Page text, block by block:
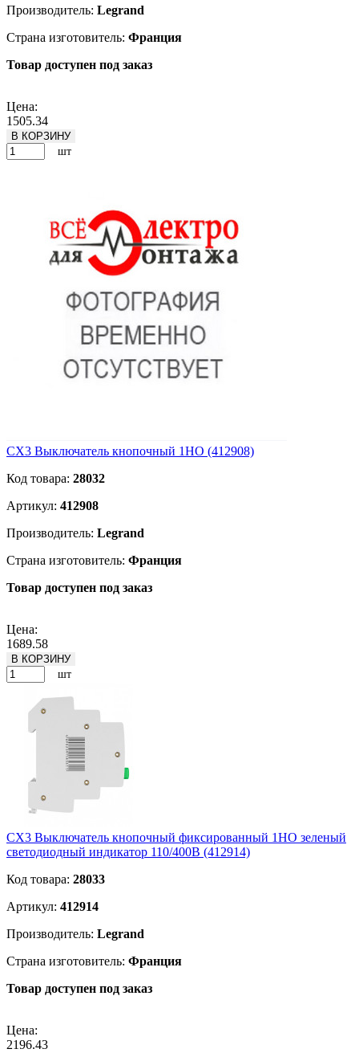
Производитель: Legrand
Страна изготовитель: Франция
Товар доступен под заказ
Цена:
1505.34
В КОРЗИНУ
шт
CX3 Выключатель кнопочный 1НО (412908)
Код товара: 28032
Артикул: 412908
Производитель: Legrand
Страна изготовитель: Франция
Товар доступен под заказ
Цена:
1689.58
В КОРЗИНУ
шт
CХ3 Выключатель кнопочный фиксированный 1НО зеленый
светодиодный индикатор 110/400В (412914)
Код товара: 28033
Артикул: 412914
Производитель: Legrand
Страна изготовитель: Франция
Товар доступен под заказ
Цена:
2196.43